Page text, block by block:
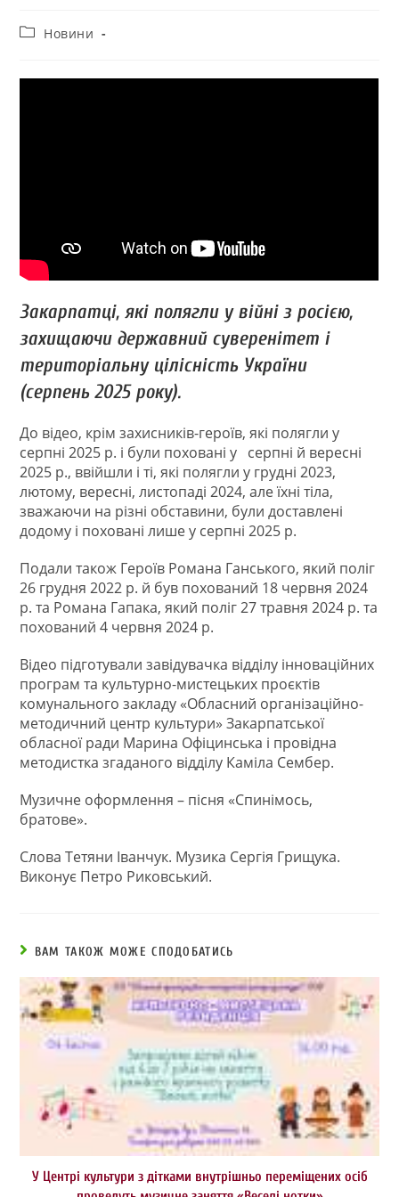
Новини
Закарпатці, які полягли у війні з росією,
захищаючи державний суверенітет і
територіальну цілісність України
(серпень 2025 року).
До відео, крім захисників-героїв, які полягли у
серпні 2025 р. і були поховані у серпні й вересні
2025 р., ввійшли і ті, які полягли у грудні 2023,
лютому, вересні, листопаді 2024, але їхні тіла,
зважаючи на різні обставини, були доставлені
додому і поховані лише у серпні 2025 р.
Подали також Героїв Романа Ганського, який поліг
26 грудня 2022 р. й був похований 18 червня 2024
р. та Романа Гапака, який поліг 27 травня 2024 р. та
похований 4 червня 2024 р.
Відео підготували завідувачка відділу інноваційних
програм та культурно-мистецьких проєктів
комунального закладу «Обласний організаційно-
методичний центр культури» Закарпатської
обласної ради Марина Офіцинська і провідна
методистка згаданого відділу Каміла Сембер.
Музичне оформлення – пісня «Спинімось,
братове».
Слова Тетяни Іванчук. Музика Сергія Грищука.
Виконує Петро Риковський.
ВАМ ТАКОЖ МОЖЕ СПОДОБАТИСЬ
У Центрі культури з дітками внутрішньо переміщених осіб